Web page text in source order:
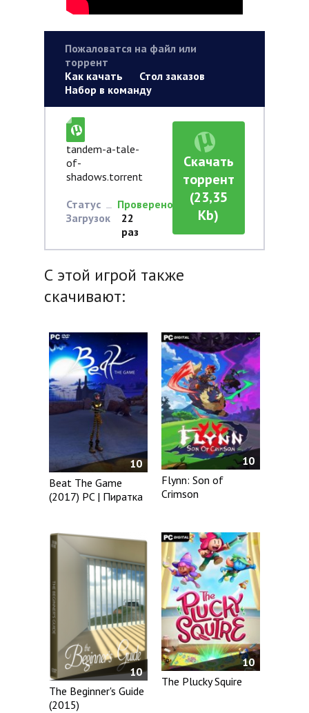
Пожаловатся на файл или
торрент
Как качать
Стол заказов
Набор в команду
tandem-a-tale-
of-
shadows.torrent
Статус
Проверено
Загрузок
22
раз
Скачать
торрент
(23,35
Kb)
С этой игрой также
скачивают:
10
Beat The Game
(2017) PC | Пиратка
10
Flynn: Son of
Crimson
10
The Beginner's Guide
(2015)
10
The Plucky Squire